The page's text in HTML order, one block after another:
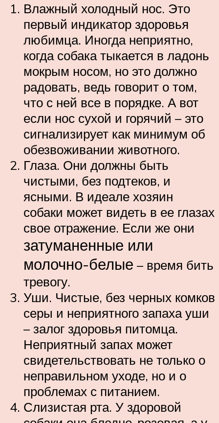
Влажный холодный нос. Это
первый индикатор здоровья
любимца. Иногда неприятно,
когда собака тыкается в ладонь
мокрым носом, но это должно
радовать, ведь говорит о том,
что с ней все в порядке. А вот
если нос сухой и горячий – это
сигнализирует как минимум об
обезвоживании животного.
Глаза. Они должны быть
чистыми, без подтеков, и
ясными. В идеале хозяин
собаки может видеть в ее глазах
свое отражение. Если же они
затуманенные или
молочно-белые – время бить
тревогу.
Уши. Чистые, без черных комков
серы и неприятного запаха уши
– залог здоровья питомца.
Неприятный запах может
свидетельствовать не только о
неправильном уходе, но и о
проблемах с питанием.
Слизистая рта. У здоровой